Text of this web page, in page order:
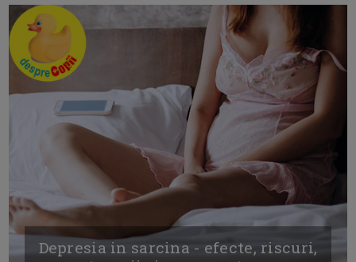
Depresia in sarcina - efecte, riscuri,